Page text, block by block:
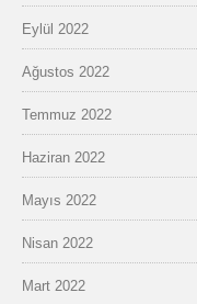
Eylül 2022
Ağustos 2022
Temmuz 2022
Haziran 2022
Mayıs 2022
Nisan 2022
Mart 2022